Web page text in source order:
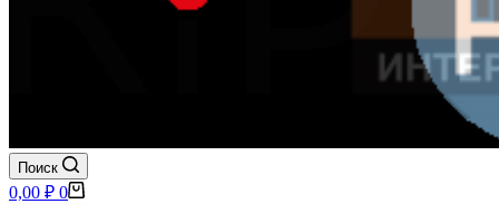
Поиск
Корзина
0,00 ₽ 0